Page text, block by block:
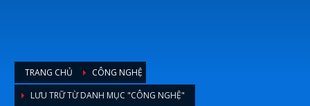
TRANG CHỦ
CÔNG NGHỆ
LƯU TRỮ TỪ DANH MỤC "CÔNG NGHỆ"